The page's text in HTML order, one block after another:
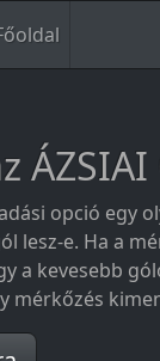
ÁZSIAI
opció egy
lesz-e. Ha a
a kevesebb
mérkőzés